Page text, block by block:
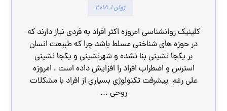
ژوئن ۱, ۲۰۱۸
کلینیک روانشناسی امروزه اکثر افراد به فردی نیاز دارند که
در حوزه های شناختی مسلط باشد چرا که طبیعت انسان
بر یکجا نشینی بنا نشده و شهرنشینی و یکجا نشینی
استرس و اضطراب افراد را افزایش داده است ، امروزه
علی رغم پیشرفت تکنولوژی بسیاری از افراد با مشکلات
روحی ...